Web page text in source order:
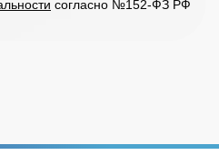
согласно №152-ФЗ РФ